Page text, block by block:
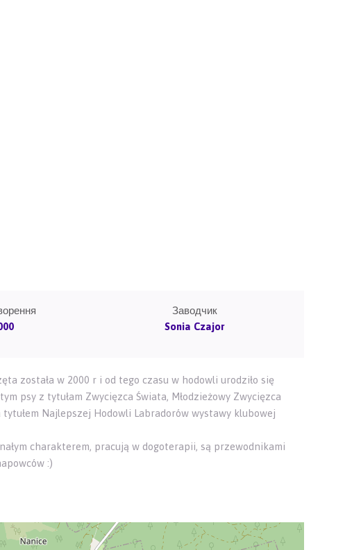
Заводчик
Sonia Czajor
została w 2000 r i od tego czasu w hodowli urodziło się
psy z tytułam Zwycięzca Świata, Młodzieżowy Zwycięzca
Najlepszej Hodowli Labradorów wystawy klubowej
charakterem, pracują w dogoterapii, są przewodnikami
:)